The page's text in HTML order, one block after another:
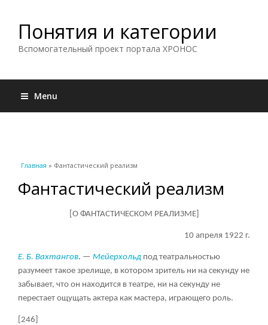
Понятия и категории
Вспомогательный проект портала ХРОНОС
Menu
Вы здесь
Главная » Фантастический реализм
Фантастический реализм
[О ФАНТАСТИЧЕСКОМ РЕАЛИЗМЕ]
10 апреля 1922 г.
Е. Б. Вахтангов. — Мейерхольд под театральностью
разумеет такое зрелище, в котором зритель ни на секунду не
забывает, что он находится в театре, ни на секунду не
перестает ощущать актера как мастера, играющего роль.
[246]